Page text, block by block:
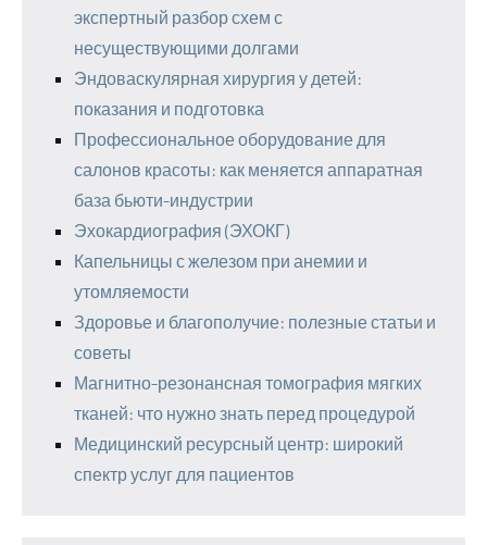
экспертный разбор схем с
несуществующими долгами
Эндоваскулярная хирургия у детей:
показания и подготовка
Профессиональное оборудование для
салонов красоты: как меняется аппаратная
база бьюти-индустрии
Эхокардиография (ЭХОКГ)
Капельницы с железом при анемии и
утомляемости
Здоровье и благополучие: полезные статьи и
советы
Магнитно-резонансная томография мягких
тканей: что нужно знать перед процедурой
Медицинский ресурсный центр: широкий
спектр услуг для пациентов